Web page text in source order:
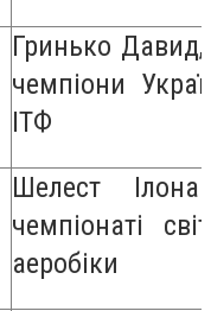
Гринько Давид,
чемпіони
ІТФ
Шелест
чемпіонаті
аеробіки